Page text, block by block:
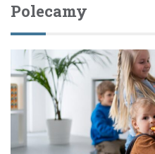
Polecamy